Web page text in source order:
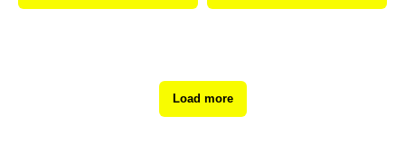
Load more